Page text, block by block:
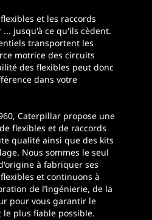
et les raccords
jusqu'à ce qu'ils cèdent.
transportent les
motrice des circuits
des flexibles peut donc
dans votre
Caterpillar propose une
flexibles et de raccords
qualité ainsi que des kits
Nous sommes le seul
à fabriquer ses
et continuons à
de l’ingénierie, de la
pour vous garantir le
plus fiable possible.